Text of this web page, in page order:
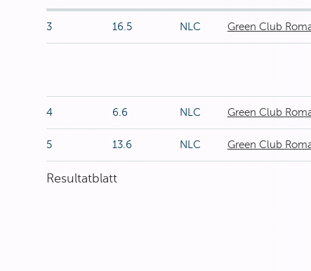
3 16.5 NLC Green Club
4 6.6 NLC Green Club
5 13.6 NLC Green Club
Resultatblatt